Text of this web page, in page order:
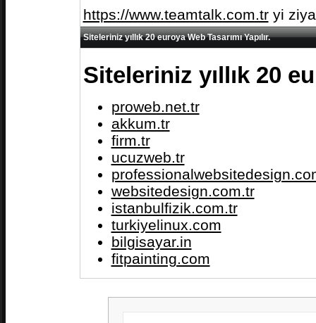
https://www.teamtalk.com.tryi
Siteleriniz yıllık 20 euroya Web Tasarımı Yapılır.
Siteleriniz yıllık 20
proweb.net.tr
akkum.tr
firm.tr
ucuzweb.tr
websitedesign.com.tr
istanbulfizik.com.tr
turkiyelinux.com
bilgisayar.in
fitpainting.com